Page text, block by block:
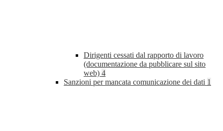
Dirigenti cessati dal rapporto di lavoro
(documentazione da pubblicare sul sito
web) 4
Sanzioni per mancata comunicazione dei dati 1